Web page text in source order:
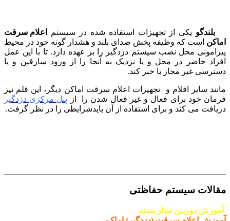
بلندگو یکی از تجهیزات استفاده شده در سیستم
اعلام سرقت
اماکن است که وظیفه پخش صدای بلند و هشدار گونه خود در محیط
پیرامونی محل نصب سیستم دزدگیر را بر عهده دارد. تا با این عمل
افراد حاضر در محل و یا نزدیک به آنجا را از ورود سارقین و یا
دسترسی غیر مجاز با خبر کند.
مانند سایر اقلام و تجهیزات اعلام سرقت اماکن دیگر، این قلم نیز
فرمان خود برای فعال و غیر فعال شدن را از پنل مرکزی دزدگیر
دریافت می کند و برای استفاده از آن بایدشرایطی را در نظر گرفت.
مقالات سیستم حفاظتی
آموزش دوربین مدار بسته